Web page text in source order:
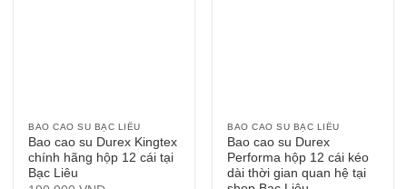
BAO CAO SU BẠC LIÊU
Bao cao su Durex Kingtex
chính hãng hộp 12 cái tại
Bạc Liêu
BAO CAO SU BẠC LIÊU
Bao cao su Durex
Performa hộp 12 cái kéo
dài thời gian quan hệ tại